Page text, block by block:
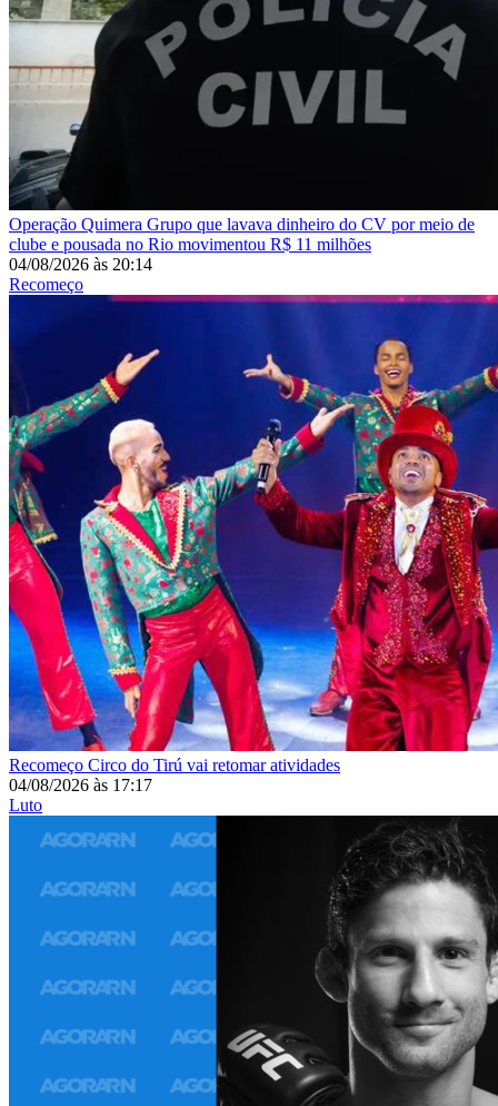
Operação Quimera Grupo que lavava dinheiro do CV por meio de
clube e pousada no Rio movimentou R$ 11 milhões
04/08/2026 às 20:14
Recomeço
Recomeço Circo do Tirú vai retomar atividades
04/08/2026 às 17:17
Luto